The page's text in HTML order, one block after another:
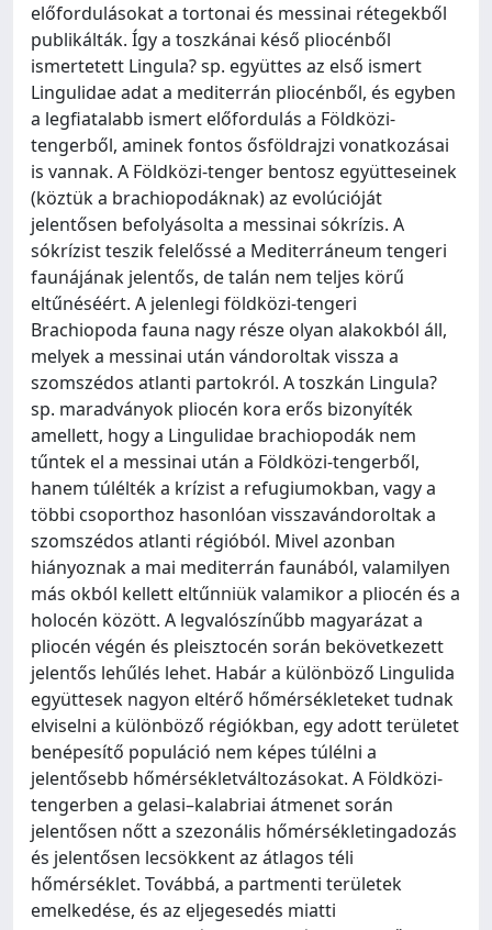
előfordulásokat a tortonai és messinai rétegekből
publikálták. Így a toszkánai késő pliocénből
ismertetett Lingula? sp. együttes az első ismert
Lingulidae adat a mediterrán pliocénből, és egyben
a legfiatalabb ismert előfordulás a Földközi-
tengerből, aminek fontos ősföldrajzi vonatkozásai
is vannak. A Földközi-tenger bentosz együtteseinek
(köztük a brachiopodáknak) az evolúcióját
jelentősen befolyásolta a messinai sókrízis. A
sókrízist teszik felelőssé a Mediterráneum tengeri
faunájának jelentős, de talán nem teljes körű
eltűnéséért. A jelenlegi földközi-tengeri
Brachiopoda fauna nagy része olyan alakokból áll,
melyek a messinai után vándoroltak vissza a
szomszédos atlanti partokról. A toszkán Lingula?
sp. maradványok pliocén kora erős bizonyíték
amellett, hogy a Lingulidae brachiopodák nem
tűntek el a messinai után a Földközi-tengerből,
hanem túlélték a krízist a refugiumokban, vagy a
többi csoporthoz hasonlóan visszavándoroltak a
szomszédos atlanti régióból. Mivel azonban
hiányoznak a mai mediterrán faunából, valamilyen
más okból kellett eltűnniük valamikor a pliocén és a
holocén között. A legvalószínűbb magyarázat a
pliocén végén és pleisztocén során bekövetkezett
jelentős lehűlés lehet. Habár a különböző Lingulida
együttesek nagyon eltérő hőmérsékleteket tudnak
elviselni a különböző régiókban, egy adott területet
benépesítő populáció nem képes túlélni a
jelentősebb hőmérsékletváltozásokat. A Földközi-
tengerben a gelasi–kalabriai átmenet során
jelentősen nőtt a szezonális hőmérsékletingadozás
és jelentősen lecsökkent az átlagos téli
hőmérséklet. Továbbá, a partmenti területek
emelkedése, és az eljegesedés miatti